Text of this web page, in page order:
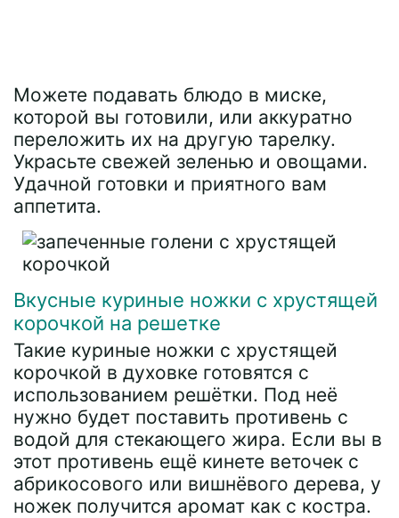
Можете подавать блюдо в миске,
которой вы готовили, или аккуратно
переложить их на другую тарелку.
Украсьте свежей зеленью и овощами.
Удачной готовки и приятного вам
аппетита.
Вкусные куриные ножки с хрустящей
корочкой на решетке
Такие куриные ножки с хрустящей
корочкой в духовке готовятся с
использованием решётки. Под неё
нужно будет поставить противень с
водой для стекающего жира. Если вы в
этот противень ещё кинете веточек с
абрикосового или вишнёвого дерева, у
ножек получится аромат как с костра.